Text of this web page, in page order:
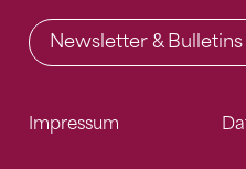
Newsletter &
Impressum